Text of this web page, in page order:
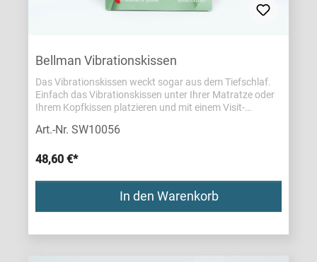
Bellman Vibrationskissen
Das Vibrationskissen weckt sogar aus dem Tiefschlaf.
Einfach das Vibrationskissen unter Ihrer Matratze oder
Ihrem Kopfkissen platzieren und mit einem Visit-
Art.-Nr. SW10056
48,60 €*
In den Warenkorb